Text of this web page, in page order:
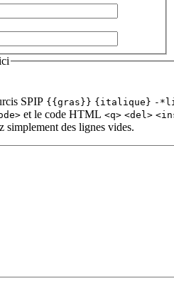
SPIP {{gras}} {italique} -
et le code HTML <q> <del>
simplement des lignes vides.